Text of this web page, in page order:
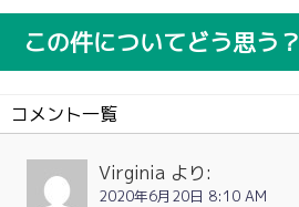
この件についてどう思う？
コメント一覧
Virginia より:
2020年6月20日 8:10 AM